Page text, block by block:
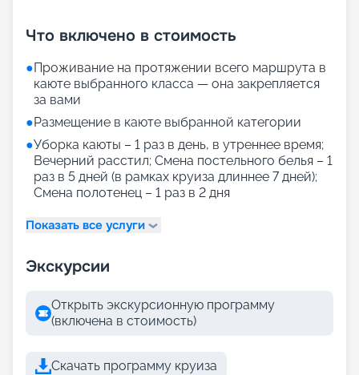
Что включено в стоимость
●Проживание на протяжении всего маршрута в
каюте выбранного класса — она закрепляется
за вами
●Размещение в каюте выбранной категории
●Уборка каюты – 1 раз в день, в утреннее время;
Вечерний расстил; Смена постельного белья – 1
раз в 5 дней (в рамках круиза длиннее 7 дней);
Смена полотенец – 1 раз в 2 дня
Показать все услуги
Экскурсии
Открыть экскурсионную программу
(включена в стоимость)
Скачать программу круиза